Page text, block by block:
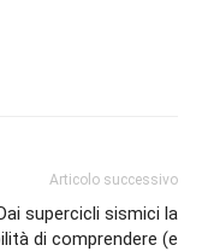
Articolo successivo
supercicli sismici la
di comprendere (e